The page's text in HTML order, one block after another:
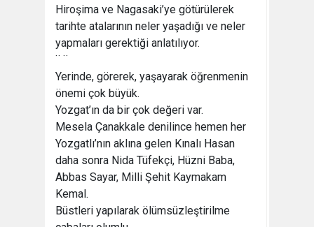
Hiroşima ve Nagasaki’ye götürülerek
tarihte atalarının neler yaşadığı ve neler
yapmaları gerektiği anlatılıyor.
¨ ¨
Yerinde, görerek, yaşayarak öğrenmenin
önemi çok büyük.
Yozgat’ın da bir çok değeri var.
Mesela Çanakkale denilince hemen her
Yozgatlı’nın aklına gelen Kınalı Hasan
daha sonra Nida Tüfekçi, Hüzni Baba,
Abbas Sayar, Milli Şehit Kaymakam
Kemal.
Büstleri yapılarak ölümsüzleştirilme